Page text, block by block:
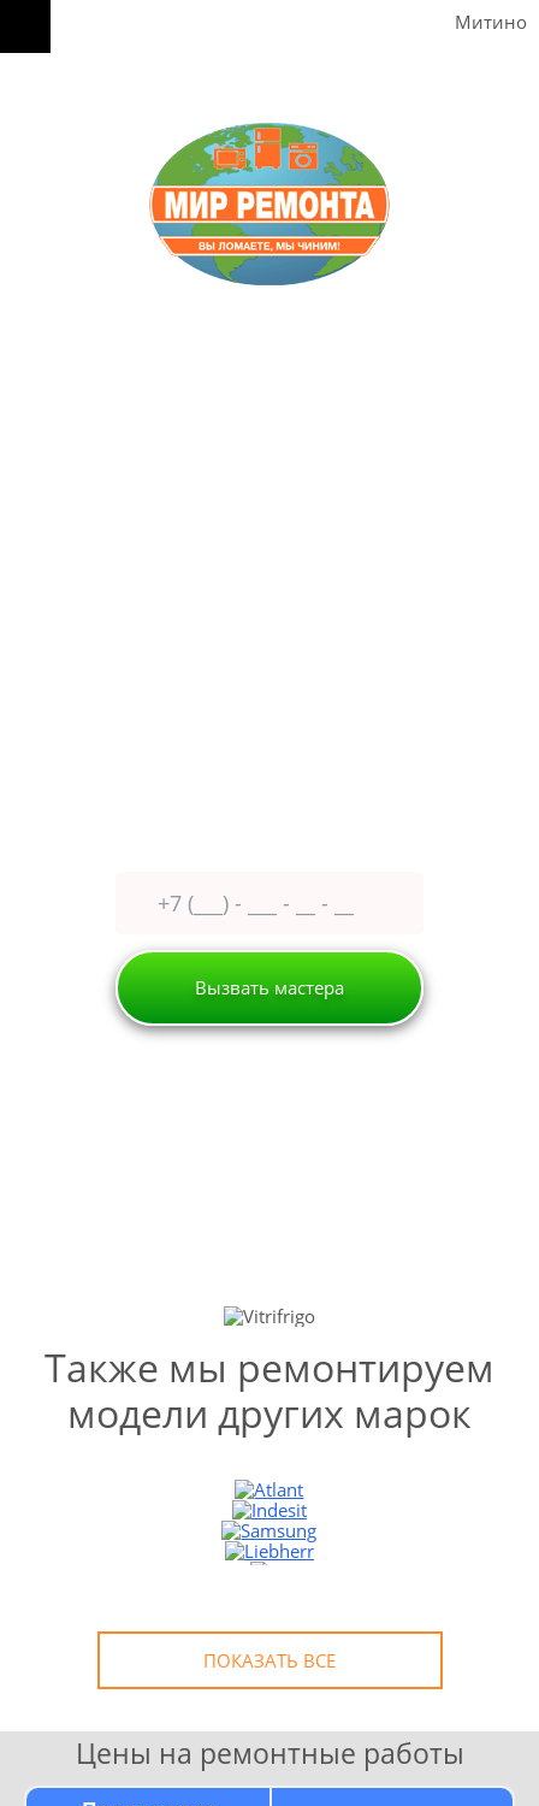
Митино
Вызвать мастера
УЗНАТЬ СТОИМОСТЬ
Выезд и диагностика
БЕСПЛАТНО *
* в случае ремонта
Также мы ремонтируем
модели других марок
ПОКАЗАТЬ ВСЕ
Цены на ремонтные работы